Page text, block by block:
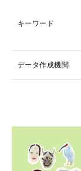
キーワード
データ作成機関